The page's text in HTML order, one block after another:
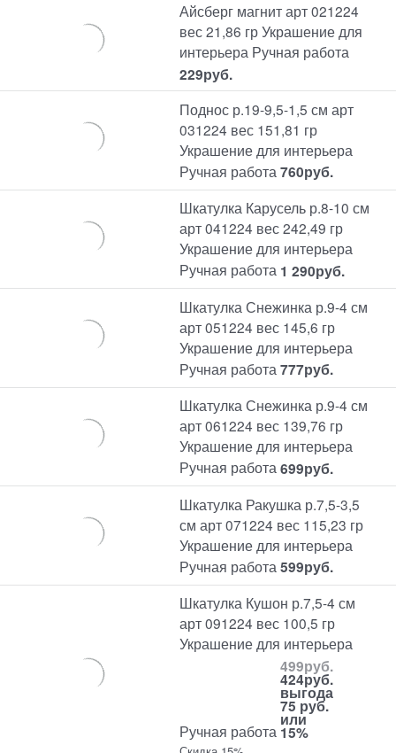
Айсберг магнит арт 021224
вес 21,86 гр Украшение для
интерьера Ручная работа
229руб.
Поднос р.19-9,5-1,5 см арт
031224 вес 151,81 гр
Украшение для интерьера
Ручная работа 760руб.
Шкатулка Карусель р.8-10 см
арт 041224 вес 242,49 гр
Украшение для интерьера
Ручная работа 1 290руб.
Шкатулка Снежинка р.9-4 см
арт 051224 вес 145,6 гр
Украшение для интерьера
Ручная работа 777руб.
Шкатулка Снежинка р.9-4 см
арт 061224 вес 139,76 гр
Украшение для интерьера
Ручная работа699руб.
Шкатулка Ракушка р.7,5-3,5
см арт 071224 вес 115,23 гр
Украшение для интерьера
Ручная работа 599руб.
Шкатулка Кушон р.7,5-4 см
арт 091224 вес 100,5 гр
Украшение для интерьера
Ручная работа
499руб.
424руб.
выгода
75 руб.
или
15%